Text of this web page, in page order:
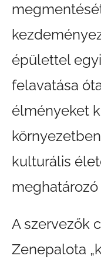
épülettel
felavatása
élményeket
kulturális
A szervezők
Zenepalota